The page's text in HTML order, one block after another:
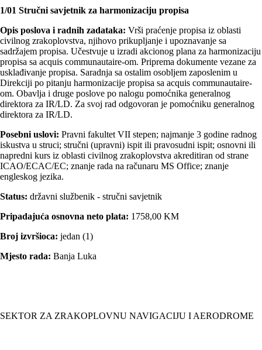
1/01 Stručni savjetnik za harmonizaciju propisa
Opis poslova i radnih zadataka: Vrši praćenje propisa iz oblasti
civilnog zrakoplovstva, njihovo prikuplјanje i upoznavanje sa
sadržajem propisa. Učestvuje u izradi akcionog plana za harmonizaciju
propisa sa acquis communautaire-om. Priprema dokumente vezane za
usklađivanje propisa. Saradnja sa ostalim osoblјem zaposlenim u
Direkciji po pitanju harmonizacije propisa sa acquis communautaire-
om. Obavlјa i druge poslove po nalogu pomoćnika generalnog
direktora za IR/LD. Za svoj rad odgovoran je pomoćniku generalnog
direktora za IR/LD.
Posebni uslovi: Pravni fakultet VII stepen; najmanje 3 godine radnog
iskustva u struci; stručni (upravni) ispit ili pravosudni ispit; osnovni ili
napredni kurs iz oblasti civilnog zrakoplovstva akreditiran od strane
ICAO/ECAC/EC; znanje rada na računaru MS Office; znanje
engleskog jezika.
Status: državni službenik - stručni savjetnik
Pripadajuća osnovna neto plata: 1758,00 KM
Broj izvršioca: jedan (1)
Mjesto rada: Banja Luka
SEKTOR ZA ZRAKOPLOVNU NAVIGACIJU I AERODROME